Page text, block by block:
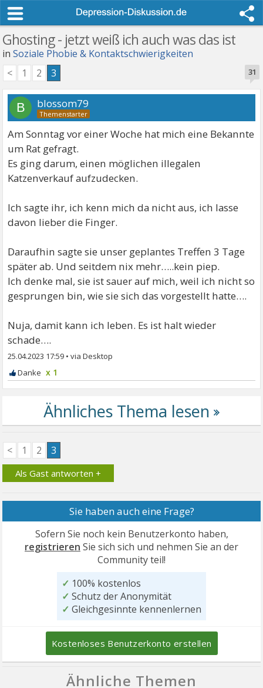
Ghosting - jetzt weiß ich auch was das ist
inSoziale Phobie & Kontaktschwierigkeiten
31
< 1 2 3
B blossom79
Am Sonntag vor einer Woche hat mich eine Bekannte
um Rat gefragt.
Es ging darum, einen möglichen illegalen
Katzenverkauf aufzudecken.
Ich sagte ihr, ich kenn mich da nicht aus, ich lasse
davon lieber die Finger.
Daraufhin sagte sie unser geplantes Treffen 3 Tage
später ab. Und seitdem nix mehr…..kein piep.
Ich denke mal, sie ist sauer auf mich, weil ich nicht so
gesprungen bin, wie sie sich das vorgestellt hatte….
Nuja, damit kann ich leben. Es ist halt wieder
schade….
25.04.2023 17:59 •
x 1
< 1 2 3
Als Gast antworten +
Sie haben auch eine Frage?
Sofern Sie noch kein Benutzerkonto haben,
registrieren Sie sich sich und nehmen Sie an der
Community teil!
✓ 100% kostenlos
✓ Schutz der Anonymität
✓ Gleichgesinnte kennenlernen
Kostenloses Benutzerkonto erstellen
Ähnliche Themen